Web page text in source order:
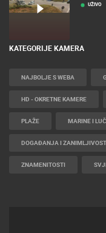
UŽIVO
KATEGORIJE KAMERA
NAJBOLJE S WEBA
HD - OKRETNE KAMERE
PLAŽE MARINE I
DOGAĐANJA I
ZNAMENITOSTI